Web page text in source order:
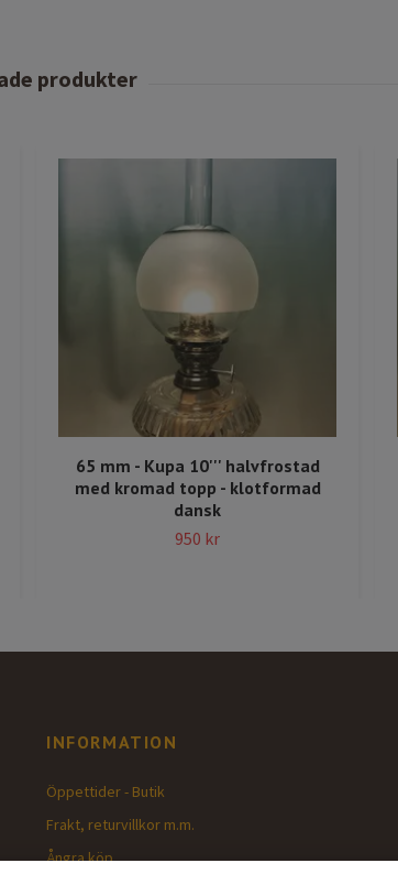
65 mm - Kupa 10''' halvfrostad
med kromad topp - klotformad
dansk
950 kr
INFORMATION
Öppettider - Butik
Frakt, returvillkor m.m.
Ångra köp